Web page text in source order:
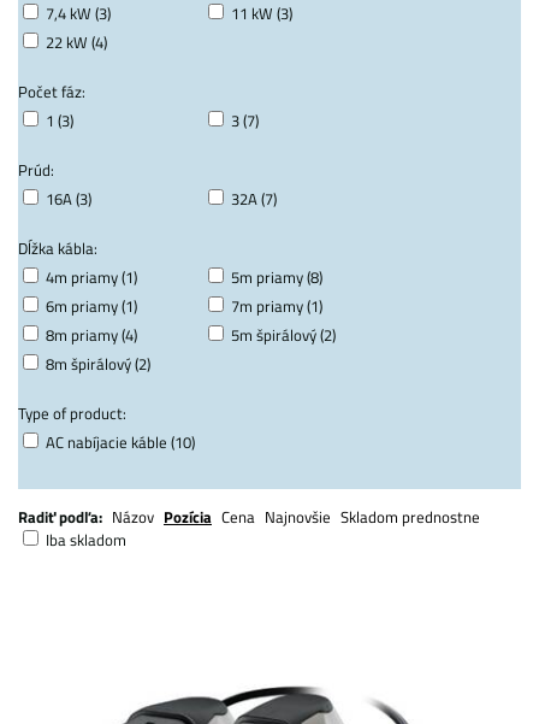
7,4 kW (3)
11 kW (3)
22 kW (4)
Počet fáz:
1 (3)
3 (7)
Prúd:
16A (3)
32A (7)
Dĺžka kábla:
4m priamy (1)
5m priamy (8)
6m priamy (1)
7m priamy (1)
8m priamy (4)
5m špirálový (2)
8m špirálový (2)
Type of product:
AC nabíjacie káble (10)
Radiť podľa: Názov Pozícia Cena Najnovšie Skladom prednostne
Iba skladom